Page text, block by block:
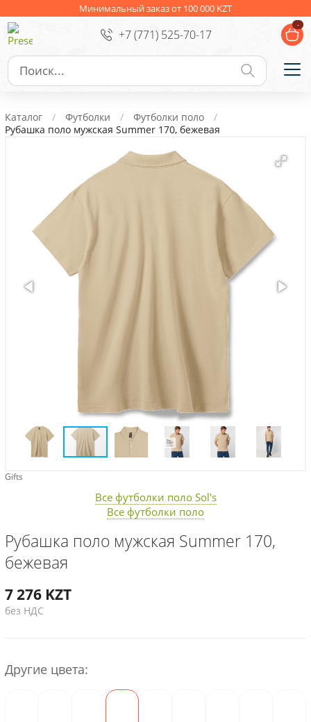
Минимальный заказ от 100 000 KZT
+7 (771) 525-70-17
-
Ежедневники Новогодние подарки
Сувениры к праздникам Упаковка
Личные аксессуары
Деловые подарки
Съедобные подарки с логотипом
Каталог Футболки
Футболки поло
Рубашка поло мужская Summer 170, бежевая
Gifts
Все футболки поло Sol's
Все футболки поло
Рубашка поло мужская Summer 170,
бежевая
7 276 KZT
без НДС
Другие цвета: